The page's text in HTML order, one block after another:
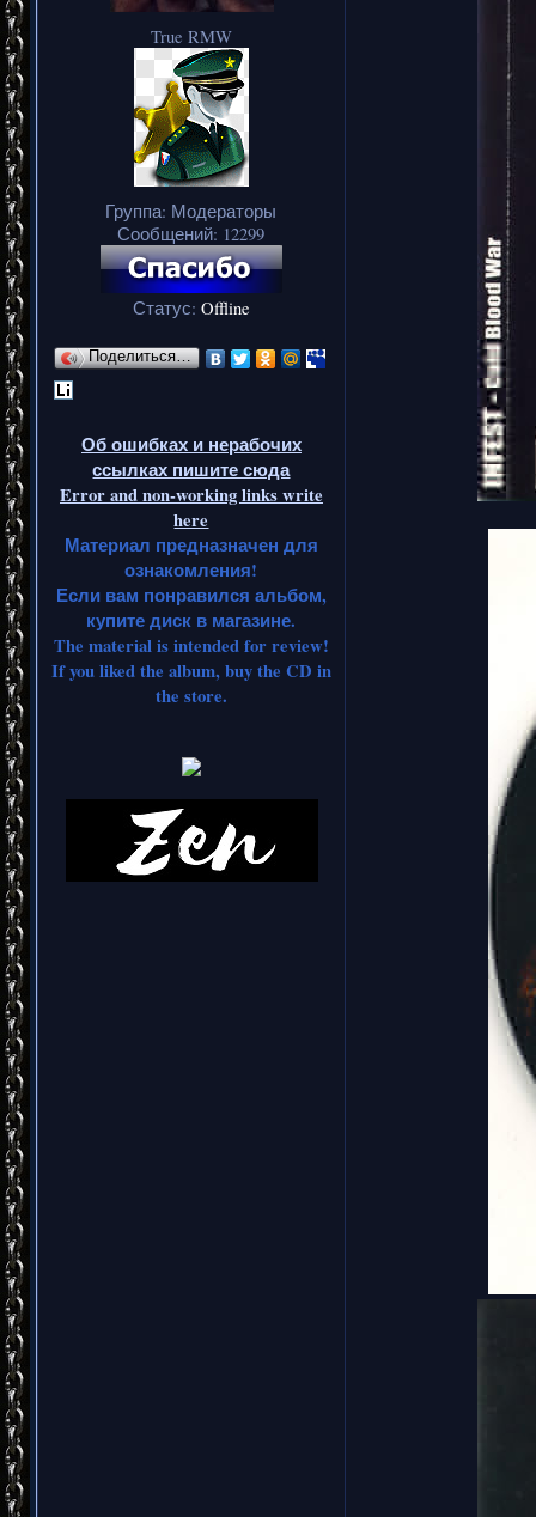
True RMW
Группа: Модераторы
Сообщений: 12299
Статус: Offline
Поделиться…
Об ошибках и нерабочих
ссылках пишите сюда
Error and non-working links write
here
Материал предназначен для
ознакомления!
Если вам понравился альбом,
купите диск в магазине.
The material is intended for review!
If you liked the album, buy the CD in
the store.